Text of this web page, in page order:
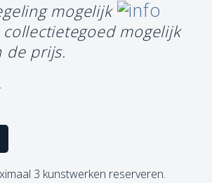
mogelijk
mogelijk
de prijs.
3 kunstwerken reserveren.